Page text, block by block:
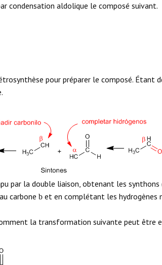
condensation aldolique le composé suivant.
pour préparer le composé. Étant
par la double liaison, obtenant les
carbone b et en complétant les hydrogènes
la transformation suivante peut être